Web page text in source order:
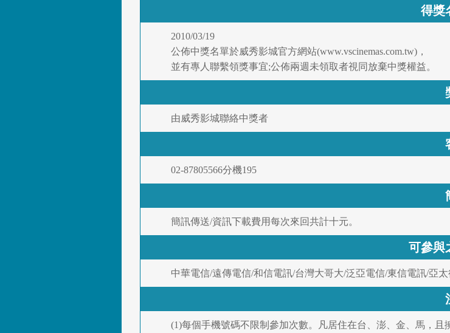
得獎
2010/03/19
公佈中獎名單於威秀影城官方網站(www.vscinemas.com.tw)，
並有專人聯繫領獎事宜;公佈兩週未領取者視同放棄中獎權益。
由威秀影城聯絡中獎者
02-87805566分機195
簡訊傳送/資訊下載費用每次來回共計十元。
可參與
中華電信/遠傳電信/和信電訊/台灣大哥大/泛亞電信/東信電訊/亞
(1)每個手機號碼不限制參加次數。凡居住在台、澎、金、馬，且